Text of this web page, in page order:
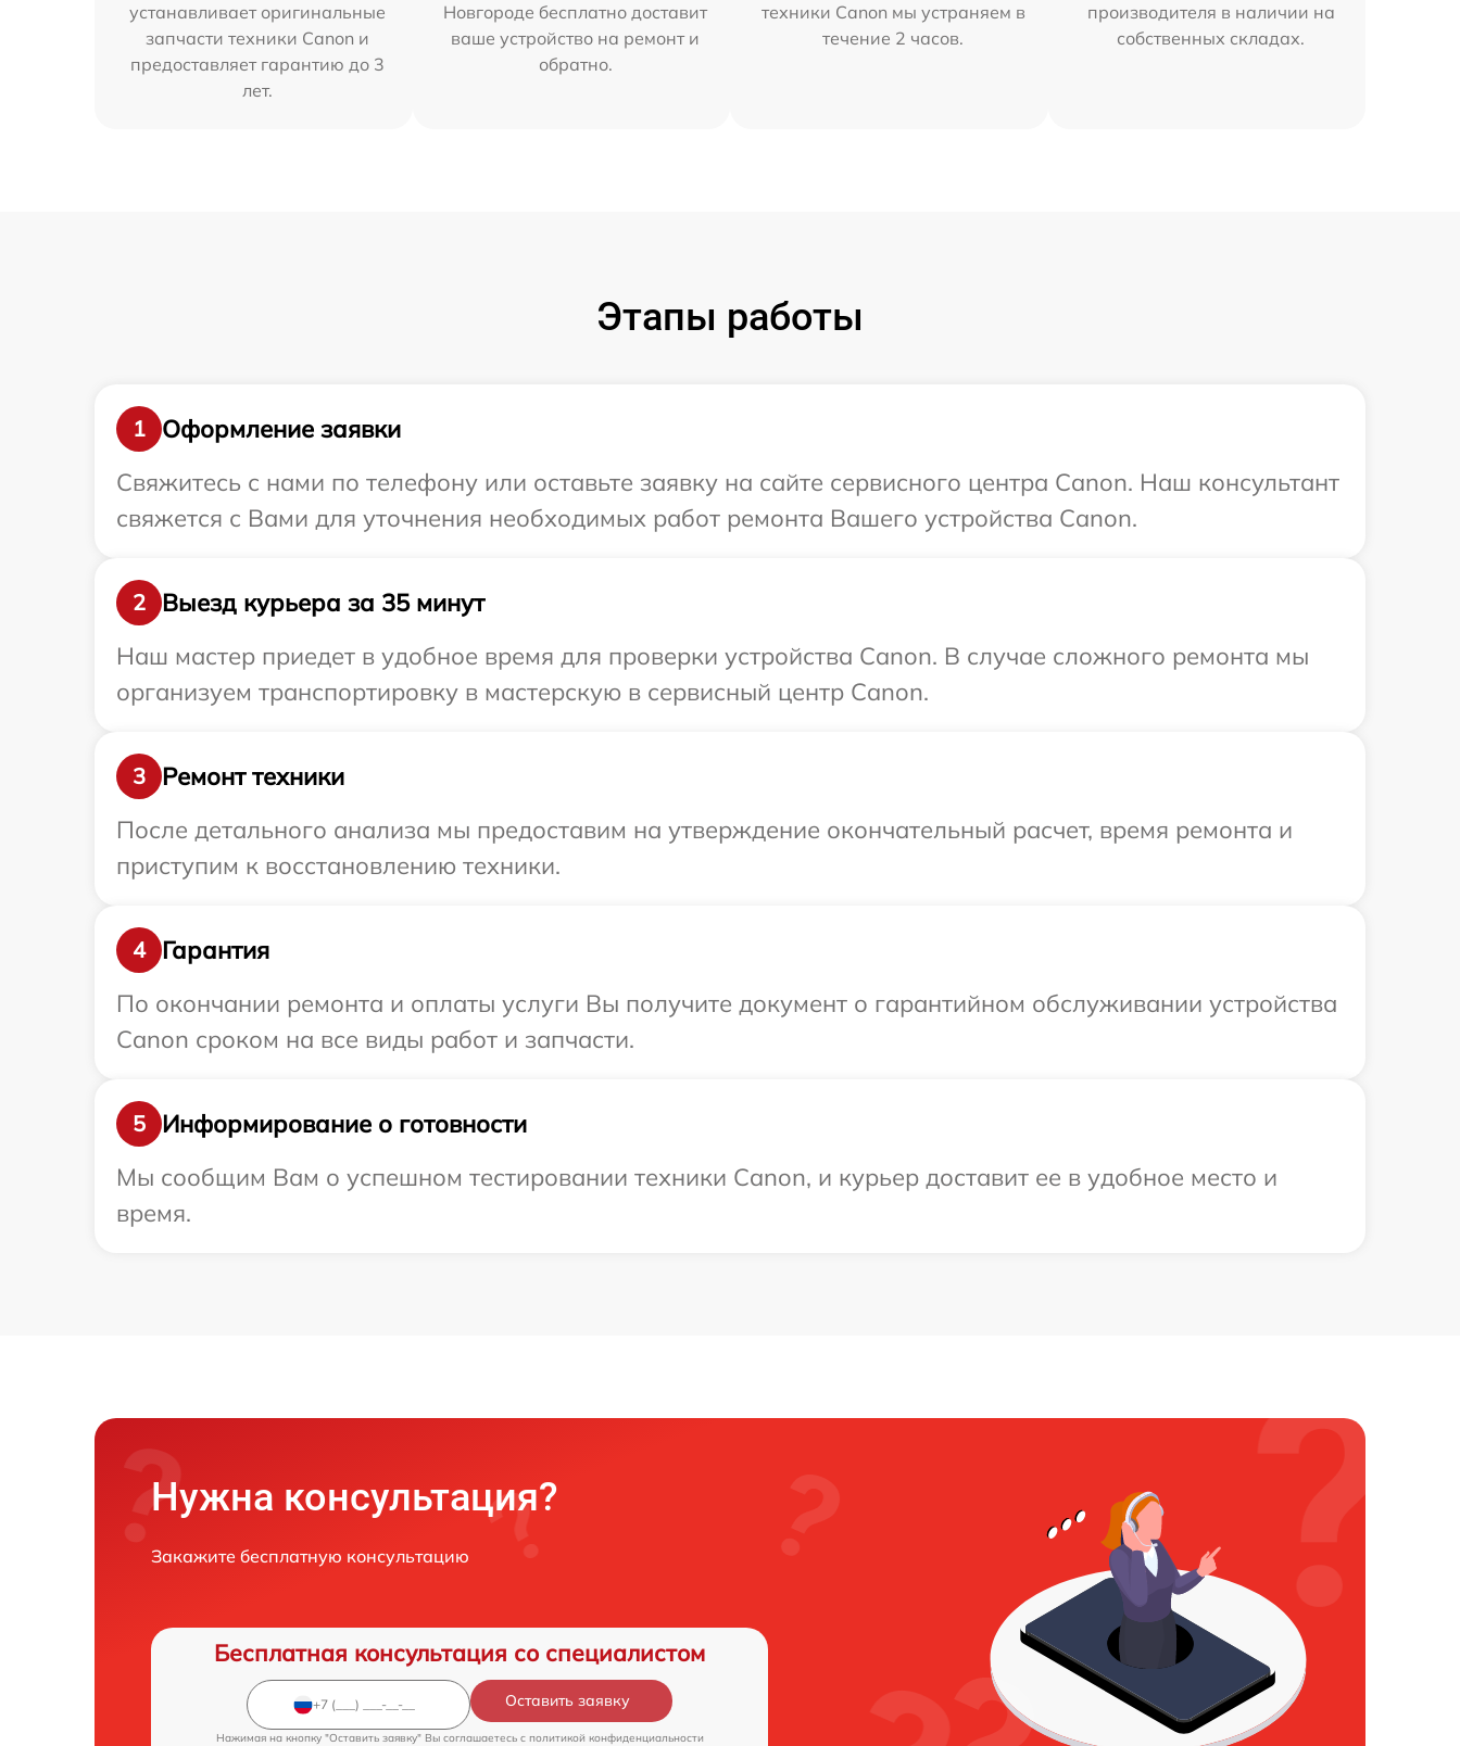
устанавливает оригинальные
запчасти техники Canon и
предоставляет гарантию до 3
лет.
Новгороде бесплатно доставит
ваше устройство на ремонт и
обратно.
техники Canon мы устраняем в
течение 2 часов.
производителя в наличии на
собственных складах.
Этапы работы
1
Оформление заявки
Свяжитесь с нами по телефону или оставьте заявку на сайте сервисного центра Canon. Наш консультант
свяжется с Вами для уточнения необходимых работ ремонта Вашего устройства Canon.
2
Выезд курьера за 35 минут
Наш мастер приедет в удобное время для проверки устройства Canon. В случае сложного ремонта мы
организуем транспортировку в мастерскую в сервисный центр Canon.
3
Ремонт техники
После детального анализа мы предоставим на утверждение окончательный расчет, время ремонта и
приступим к восстановлению техники.
4
Гарантия
По окончании ремонта и оплаты услуги Вы получите документ о гарантийном обслуживании устройства
Canon сроком на все виды работ и запчасти.
5
Информирование о готовности
Мы сообщим Вам о успешном тестировании техники Canon, и курьер доставит ее в удобное место и
время.
Нужна консультация?
Закажите бесплатную консультацию
Бесплатная консультация со специалистом
Оставить заявку
Нажимая на кнопку "Оставить заявку" Вы соглашаетесь c политикой конфиденциальности